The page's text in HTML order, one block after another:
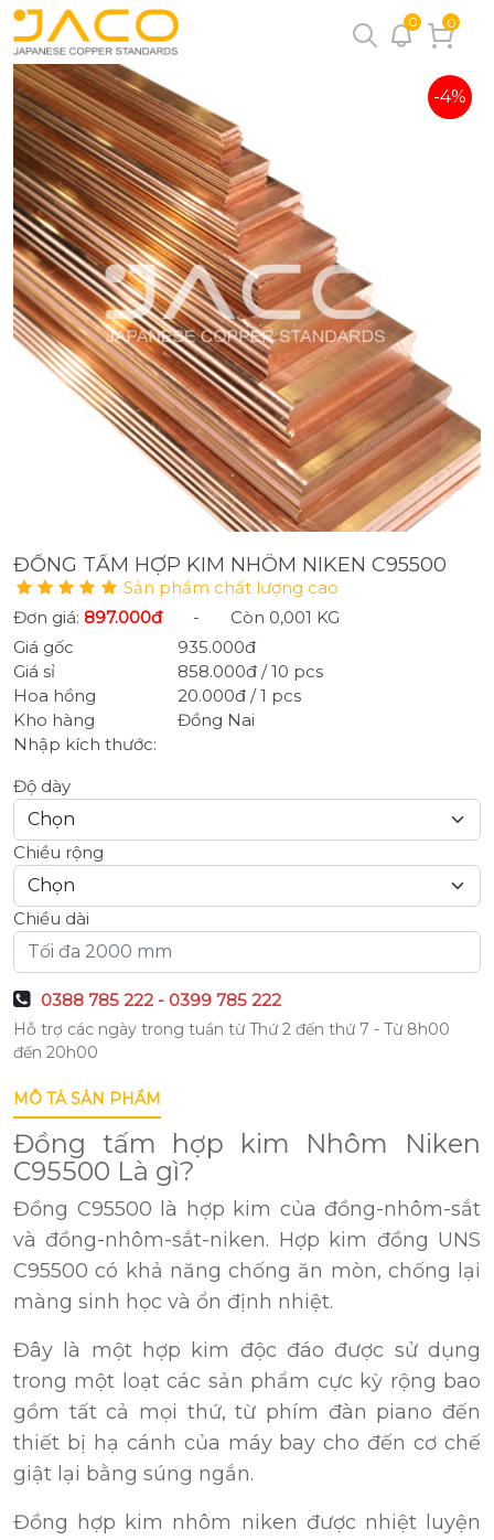
0 0
-4%
ĐỒNG TẤM HỢP KIM NHÔM NIKEN C95500
Sản phẩm chất lượng cao
Đơn giá: 897.000đ- Còn 0,001 KG
Giá gốc
935.000đ
Giá sỉ
858.000đ / 10 pcs
Hoa hồng
20.000đ / 1 pcs
Kho hàng
Đồng Nai
Nhập kích thước:
Độ dày
Chiều rộng
Chiều dài
0388 785 222 - 0399 785 222
Hỗ trợ các ngày trong tuần từ Thứ 2 đến thứ 7 - Từ 8h00
đến 20h00
MÔ TẢ SẢN PHẨM
Đồng tấm hợp kim Nhôm Niken
C95500 Là gì?
Đồng C95500 là hợp kim của đồng-nhôm-sắt
và đồng-nhôm-sắt-niken. Hợp kim đồng UNS
C95500 có khả năng chống ăn mòn, chống lại
màng sinh học và ổn định nhiệt.
Đây là một hợp kim độc đáo được sử dụng
trong một loạt các sản phẩm cực kỳ rộng bao
gồm tất cả mọi thứ, từ phím đàn piano đến
thiết bị hạ cánh của máy bay cho đến cơ chế
giật lại bằng súng ngắn.
Đồng hợp kim nhôm niken được nhiệt luyện